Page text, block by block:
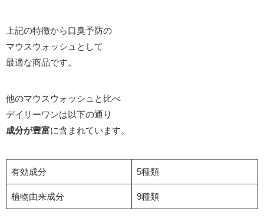
上記の特徴から口臭予防の
マウスウォッシュとして
最適な商品です。
他のマウスウォッシュと比べ
デイリーワンは以下の通り
成分が豊富に含まれています。
有効成分 5種類
植物由来成分 9種類